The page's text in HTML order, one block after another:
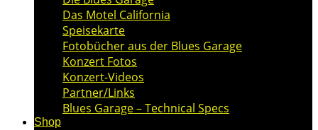
Das Motel California
Speisekarte
Fotobücher aus der Blues Garage
Konzert Fotos
Konzert-Videos
Partner/Links
Blues Garage – Technical Specs
Shop